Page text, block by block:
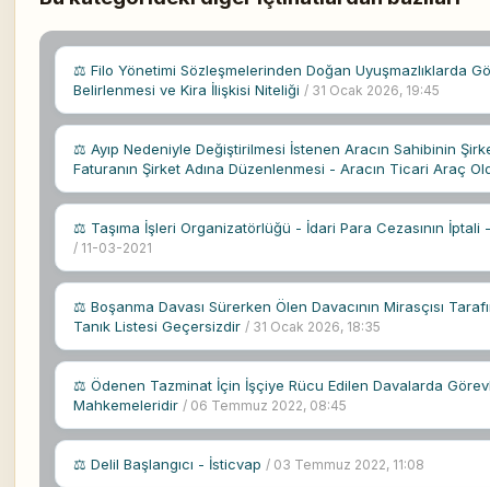
⚖ Filo Yönetimi Sözleşmelerinden Doğan Uyuşmazlıklarda
Belirlenmesi ve Kira İlişkisi Niteliği / 31 Ocak 2026, 19:45
⚖ Ayıp Nedeniyle Değiştirilmesi İstenen Aracın Sahibinin
Faturanın Şirket Adına Düzenlenmesi - Aracın Ticari Araç
⚖ Taşıma İşleri Organizatörlüğü - İdari Para Cezasının İptali
/ 11-03-2021
⚖ Boşanma Davası Sürerken Ölen Davacının Mirasçısı
Tanık Listesi Geçersizdir / 31 Ocak 2026, 18:35
⚖ Ödenen Tazminat İçin İşçiye Rücu Edilen Davalarda
Mahkemeleridir / 06 Temmuz 2022, 08:45
⚖ Delil Başlangıcı - İsticvap / 03 Temmuz 2022, 11:08